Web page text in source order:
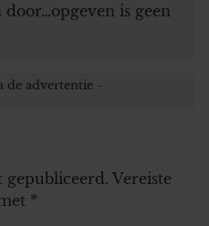
is geen
gepubliceerd. Vereiste
*